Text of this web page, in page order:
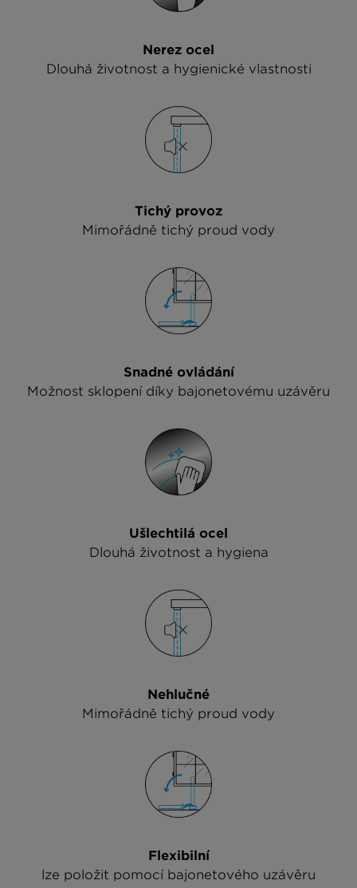
Nerez ocel
Dlouhá životnost a hygienické vlastnosti
Tichý provoz
Mimořádně tichý proud vody
Snadné ovládání
Možnost sklopení díky bajonetovému uzávěru
Ušlechtilá ocel
Dlouhá životnost a hygiena
Nehlučné
Mimořádně tichý proud vody
Flexibilní
lze položit pomocí bajonetového uzávěru